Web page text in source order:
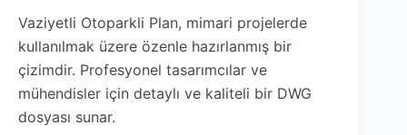
Vaziyetli Otoparkli Plan, mimari projelerde
kullanılmak üzere özenle hazırlanmış bir
çizimdir. Profesyonel tasarımcılar ve
mühendisler için detaylı ve kaliteli bir DWG
dosyası sunar.